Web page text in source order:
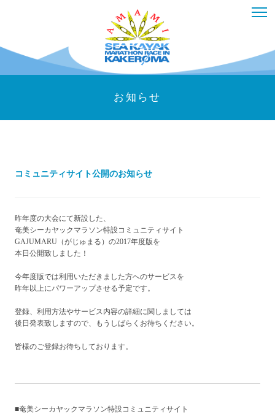
お知らせ
コミュニティサイト公開のお知らせ
昨年度の大会にて新設した、
奄美シーカヤックマラソン特設コミュニティサイト
GAJUMARU（がじゅまる）の2017年度版を
本日公開致しました！
今年度版では利用いただきました方へのサービスを
昨年以上にパワーアップさせる予定です。
登録、利用方法やサービス内容の詳細に関しましては
後日発表致しますので、もうしばらくお待ちください。
皆様のご登録お待ちしております。
■奄美シーカヤックマラソン特設コミュニティサイト